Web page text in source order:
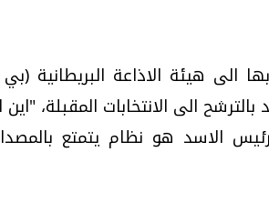
الى هيئة الاذاعة
الى الانتخابات المقبلة،
الاسد هو نظام يتمتع